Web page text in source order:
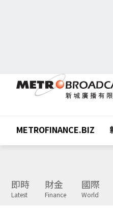
METROFINANCE.BIZ
即時
Latest
財金
Finance
國際
World